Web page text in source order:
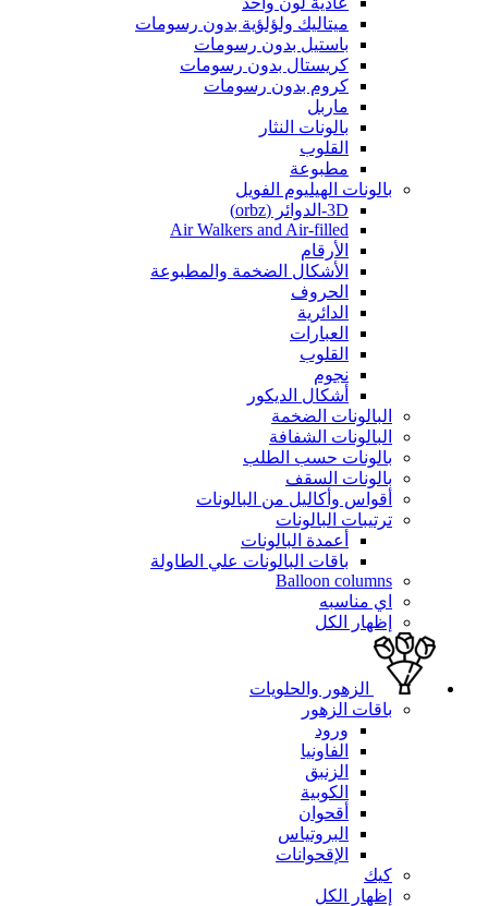
ميتاليك ولؤلؤية بدون رسومات
باستيل بدون رسومات
كريستال بدون رسومات
كروم بدون رسومات
ماربل
بالونات النثار
القلوب
مطبوعة
بالونات الهيليوم الفويل
3D-الدوائر (orbz)
Air Walkers and Air-filled
الأرقام
الأشكال الضخمة والمطبوعة
الحروف
الدائرية
العبارات
القلوب
نجوم
أشكال الديكور
البالونات الضخمة
البالونات الشفافة
بالونات حسب الطلب
بالونات السقف
أقواس وأكاليل من البالونات
ترتيبات البالونات
أعمدة البالونات
باقات البالونات علي الطاولة
Balloon columns
اي مناسبه
إظهار الكل
الزهور والحلويات
باقات الزهور
ورود
الفاونيا
الزنبق
الكوبية
أقحوان
البروتياس
الإقحوانات
كيك
إظهار الكل